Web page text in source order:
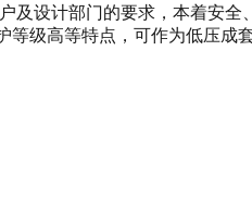
及设计部门的要求，本着安
级高等特点，可作为低压成